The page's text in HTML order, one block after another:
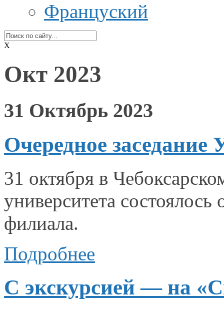
Француский
X
Окт 2023
31 Октябрь 2023
Очередное заседание
31 октября в
университета состоялось
филиала.
Подробнее
С экскурсией — на